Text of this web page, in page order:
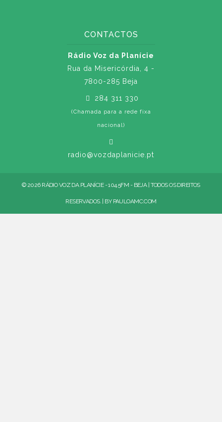
CONTACTOS
Rádio Voz da Planície
Rua da Misericórdia, 4 -
7800-285 Beja
284 311 330
(Chamada para a rede fixa
nacional)
radio@vozdaplanicie.pt
© 2026 RÁDIO VOZ DA PLANÍCIE - 104.5FM - BEJA | TODOS OS DIREITOS
RESERVADOS. | BY PAULOAMC.COM